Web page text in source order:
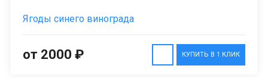
Ягоды синего винограда
КУПИТЬ В 1 КЛИК
от 2000 ₽